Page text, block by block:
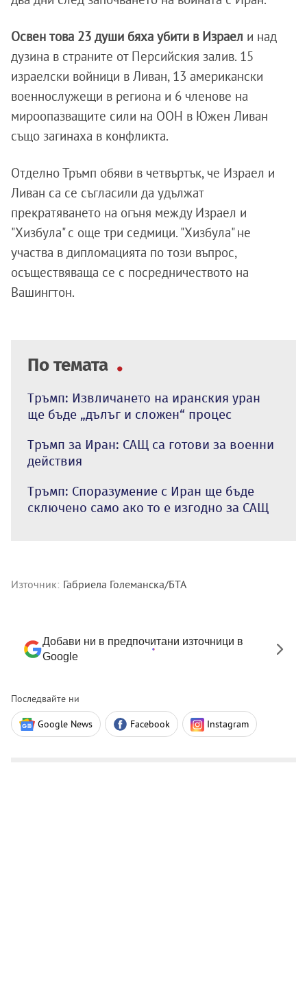
Освен това 23 души бяха убити в Израел и над
дузина в страните от Персийския залив. 15
израелски войници в Ливан, 13 американски
военнослужещи в региона и 6 членове на
мироопазващите сили на ООН в Южен Ливан
също загинаха в конфликта.
Отделно Тръмп обяви в четвъртък, че Израел и
Ливан са се съгласили да удължат
прекратяването на огъня между Израел и
"Хизбула" с още три седмици. "Хизбула" не
участва в дипломацията по този въпрос,
осъществяваща се с посредничеството на
Вашингтон.
По темата
Тръмп: Извличането на иранския уран
ще бъде „дълъг и сложен“ процес
Тръмп за Иран: САЩ са готови за военни
действия
Тръмп: Споразумение с Иран ще бъде
сключено само ако то е изгодно за САЩ
Източник: Габриела Големанска/БТА
Добави ни в предпочитани източници в
Google
Последвайте ни
Google News Facebook Instagram